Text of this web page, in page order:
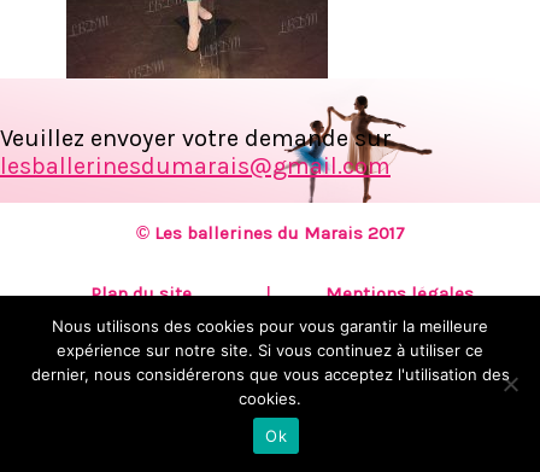
Veuillez envoyer votre demande sur
lesballerinesdumarais@gmail.com
© Les ballerines du Marais 2017
Plan du site Mentions légales
Création : KOOKline
Nous utilisons des cookies pour vous garantir la meilleure
expérience sur notre site. Si vous continuez à utiliser ce
dernier, nous considérerons que vous acceptez l'utilisation des
cookies.
Ok